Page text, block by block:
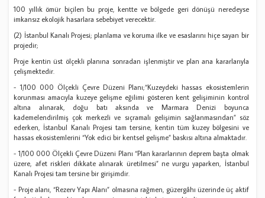
100 yıllık ömür biçilen bu proje, kentte ve bölgede geri dönüşü neredeyse
imkansız ekolojik hasarlara sebebiyet verecektir.
(2) İstanbul Kanalı Projesi; planlama ve koruma ilke ve esaslarını hiçe sayan bir
projedir;
Proje kentin üst ölçekli planına sonradan işlenmiştir ve plan ana kararlarıyla
çelişmektedir.
- 1/100 000 Ölçekli Çevre Düzeni Planı;“Kuzeydeki hassas ekosistemlerin
korunması amacıyla kuzeye gelişme eğilimi gösteren kent gelişiminin kontrol
altına alınarak, doğu batı aksında ve Marmara Denizi boyunca
kademelendirilmiş çok merkezli ve sıçramalı gelişimin sağlanmasından” söz
ederken, İstanbul Kanalı Projesi tam tersine, kentin tüm kuzey bölgesini ve
hassas ekosistemlerini “Yok edici bir kentsel gelişme” baskısı altına almaktadır.
- 1/100 000 Ölçekli Çevre Düzeni Planı “Plan kararlarının deprem başta olmak
üzere, afet riskleri dikkate alınarak üretilmesi” ne vurgu yaparken, İstanbul
Kanalı Projesi tam tersine bir girişimdir.
- Proje alanı, “Rezerv Yapı Alanı” olmasına rağmen, güzergâhı üzerinde üç aktif